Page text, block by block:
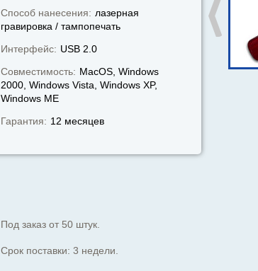
Способ нанесения: лазерная
гравировка / тампопечать
Интерфейс: USB 2.0
Совместимость: MacOS, Windows
2000, Windows Vista, Windows XP,
Windows МЕ
Гарантия: 12 месяцев
Под заказ от 50 штук.
Срок поставки: 3 недели.